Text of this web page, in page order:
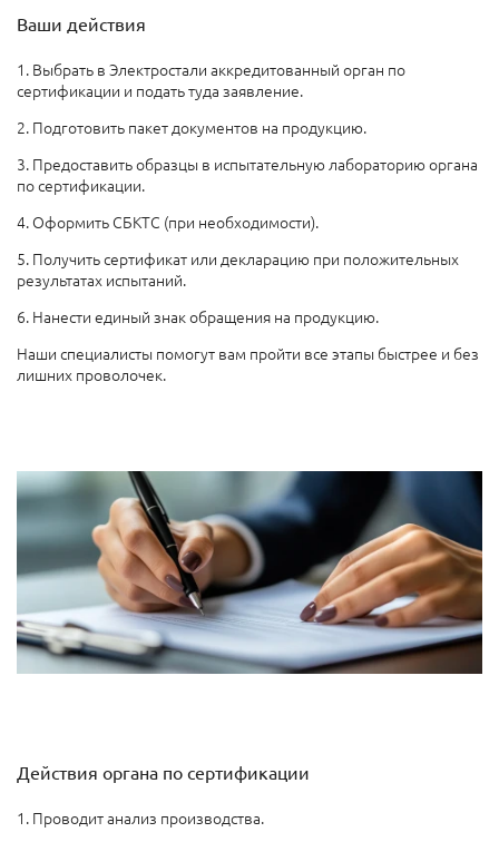
Ваши действия
1. Выбрать в Электростали аккредитованный орган по
сертификации и подать туда заявление.
2. Подготовить пакет документов на продукцию.
3. Предоставить образцы в испытательную лабораторию органа
по сертификации.
4. Оформить СБКТС (при необходимости).
5. Получить сертификат или декларацию при положительных
результатах испытаний.
6. Нанести единый знак обращения на продукцию.
Наши специалисты помогут вам пройти все этапы быстрее и без
лишних проволочек.
Действия органа по сертификации
1. Проводит анализ производства.